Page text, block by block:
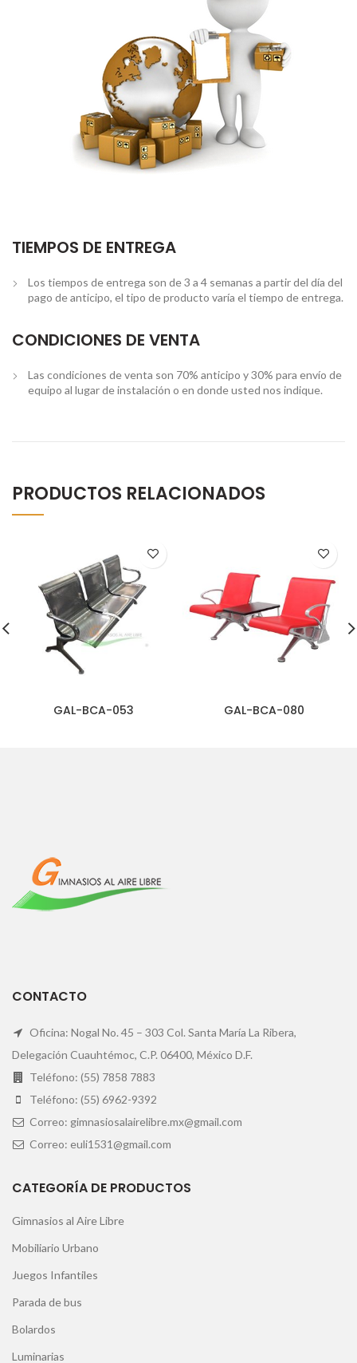
TIEMPOS DE ENTREGA
Los tiempos de entrega son de 3 a 4 semanas a partir del día del
pago de anticipo, el tipo de producto varía el tiempo de entrega.
CONDICIONES DE VENTA
Las condiciones de venta son 70% anticipo y 30% para envío de
equipo al lugar de instalación o en donde usted nos indique.
PRODUCTOS RELACIONADOS
GAL-BCA-053 GAL-BCA-080
CONTACTO
Oficina: Nogal No. 45 – 303 Col. Santa María La Ribera,
Delegación Cuauhtémoc, C.P. 06400, México D.F.
Teléfono: (55) 7858 7883
Teléfono: (55) 6962-9392
Correo: gimnasiosalairelibre.mx@gmail.com
Correo: euli1531@gmail.com
CATEGORÍA DE PRODUCTOS
Gimnasios al Aire Libre
Mobiliario Urbano
Juegos Infantiles
Parada de bus
Bolardos
Luminarias